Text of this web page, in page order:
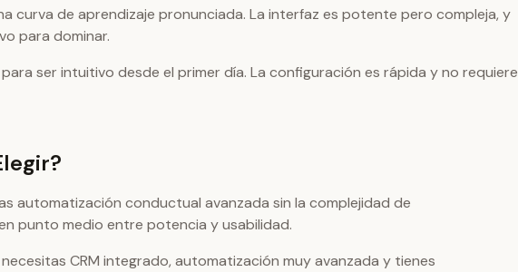
curva de aprendizaje pronunciada. La interfaz es potente pero compleja, y
para dominar.
ser intuitivo desde el primer día. La configuración es rápida y no requiere
automatización conductual avanzada sin la complejidad de
punto medio entre potencia y usabilidad.
CRM integrado, automatización muy avanzada y tienes